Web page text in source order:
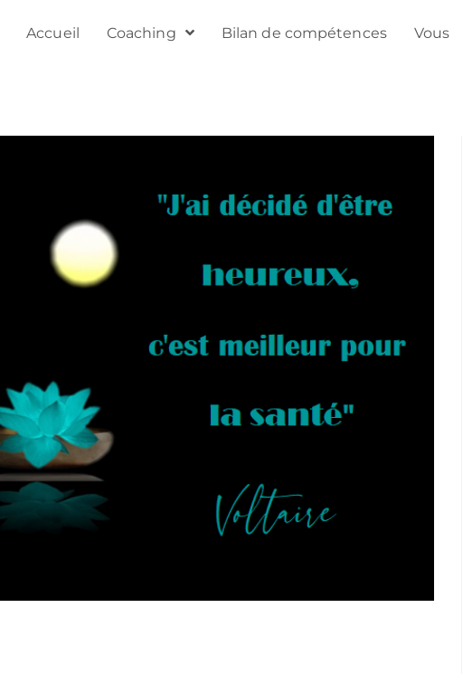
Accueil Coaching Bilan de compétences Vous